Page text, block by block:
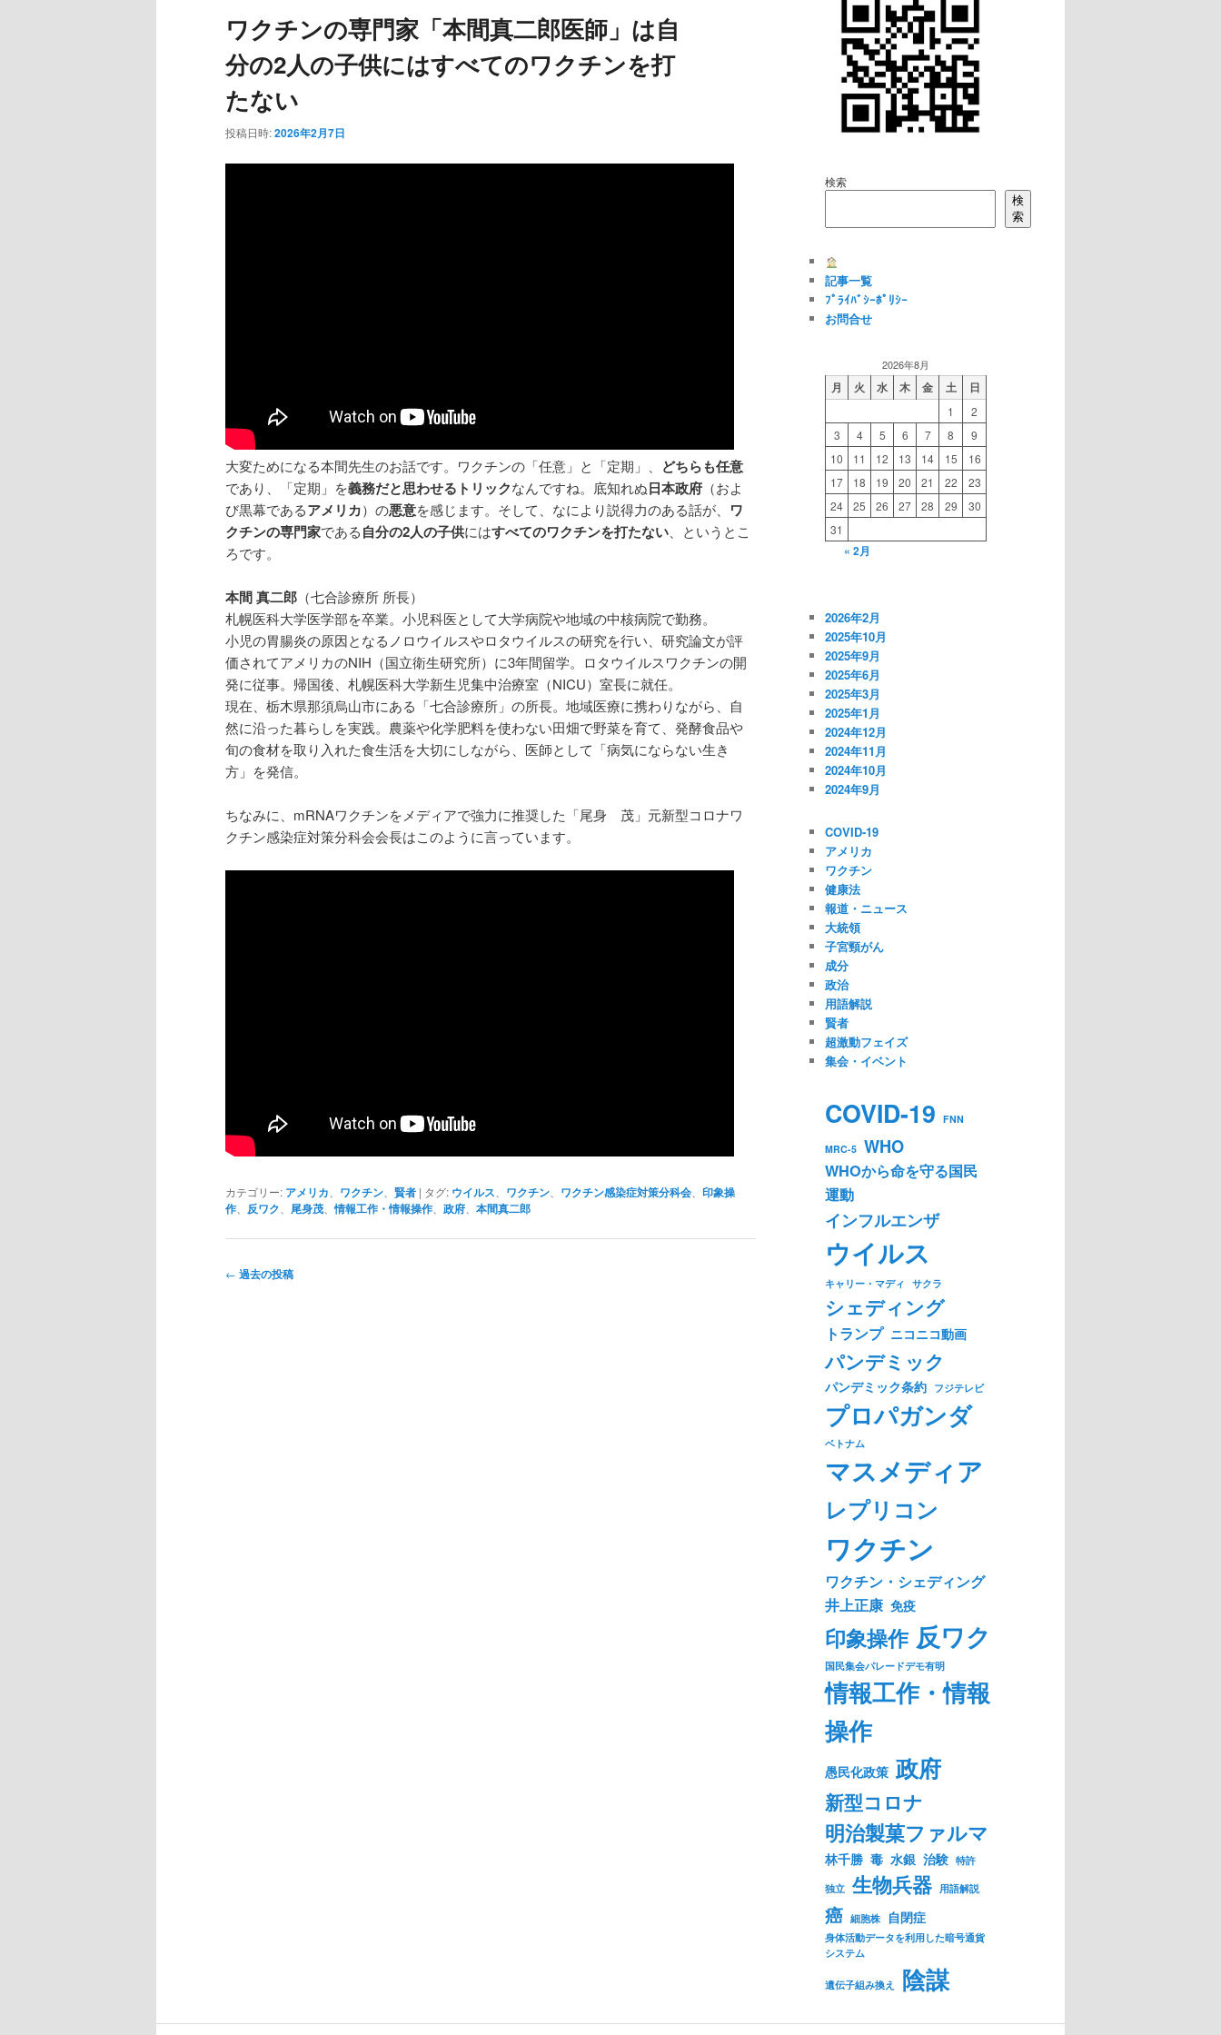
ワクチンの専門家「本間真二郎医師」は自
分の2人の子供にはすべてのワクチンを打
たない
投稿日時:2026年2月7日
大変ためになる本間先生のお話です。ワクチンの「任意」と「定期」、 どちらも任意
であり、「定期」を義務だと思わせるトリックなんですね。底知れぬ日本政府 （およ
び黒幕であるアメリカ）の悪意を感じます。そして、なにより説得力のある話が、 ワ
クチンの専門家である自分の2人の子供にはすべてのワクチンを打たない 、というとこ
ろです。
本間 真二郎 （七合診療所 所長）
札幌医科大学医学部を卒業。小児科医として大学病院や地域の中核病院で勤務。
小児の胃腸炎の原因となるノロウイルスやロタウイルスの研究を行い、研究論文が評
価されてアメリカのNIH（国立衛生研究所）に3年間留学。ロタウイルスワクチンの開
発に従事。帰国後、札幌医科大学新生児集中治療室（NICU）室長に就任。
現在、栃木県那須烏山市にある「七合診療所」の所長。地域医療に携わりながら、自
然に沿った暮らしを実践。農薬や化学肥料を使わない田畑で野菜を育て、発酵食品や
旬の食材を取り入れた食生活を大切にしながら、医師として「病気にならない生き
方」を発信。
ちなみに、mRNAワクチンをメディアで強力に推奨した「尾身 茂」元新型コロナワ
クチン感染症対策分科会会長はこのように言っています。
カテゴリー: アメリカ ワクチン 賢者 | タグ: ウイルス ワクチン ワクチン感染症対策分科会
印象操
作
反ワク 尾身茂 、情報工作・情報操作 政府 本間真二郎
投
← 過去の投稿
検索
検
索
記事一覧
ﾌﾟﾗｲﾊﾞｼｰﾎﾟﾘｼｰ
お問合せ
2026年8月
月 火 水 木 金 土 日
1
2
3
4 5 6 7 8
9
10
11 12 13 14 15
16
17
18 19 20 21 22
23
24
25 26 27 28 29
30
31
« 2月
2026年2月
2025年10月
2025年9月
2025年6月
2025年3月
2025年1月
2024年12月
2024年11月
2024年10月
2024年9月
COVID-19
アメリカ
ワクチン
健康法
報道・ニュース
大統領
子宮頸がん
成分
政治
用語解説
賢者
超激動フェイズ
集会・イベント
COVID-19 FNN
MRC-5 WHO
WHOから命を守る国民
運動
インフルエンザ
ウイルス
キャリー・マディ サクラ
シェディング
トランプ ニコニコ動画
パンデミック
パンデミック条約 フジテレビ
プロパガンダ
ベトナム
マスメディア
レプリコン
ワクチン
ワクチン・シェディング
井上正康 免疫
印象操作 反ワク
国民集会パレードデモ有明
情報工作・情報
操作
愚民化政策 政府
新型コロナ
明治製菓ファルマ
林千勝 毒 水銀 治験 特許
独立 生物兵器 用語解説
癌 細胞株 自閉症
身体活動データを利用した暗号通貨
システム
遺伝子組み換え 陰謀